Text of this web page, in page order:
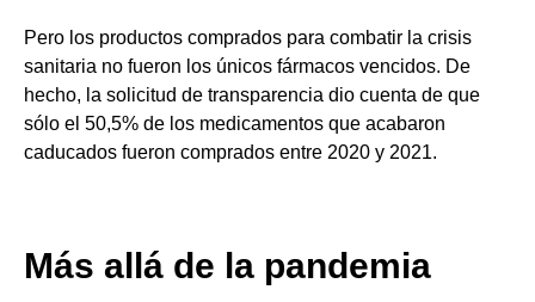
Pero los productos comprados para combatir la crisis
sanitaria no fueron los únicos fármacos vencidos. De
hecho, la solicitud de transparencia dio cuenta de que
sólo el 50,5% de los medicamentos que acabaron
caducados fueron comprados entre 2020 y 2021.
Más allá de la pandemia